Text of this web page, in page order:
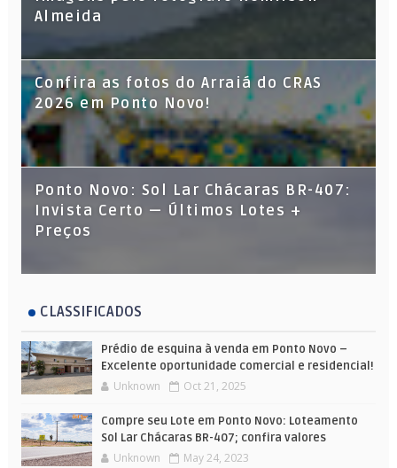
Almeida
Confira as fotos do Arraiá do CRAS
2026 em Ponto Novo!
Ponto Novo: Sol Lar Chácaras BR-407:
Invista Certo — Últimos Lotes +
Preços
CLASSIFICADOS
Prédio de esquina à venda em Ponto Novo –
Excelente oportunidade comercial e residencial!
Unknown Oct 21, 2025
Compre seu Lote em Ponto Novo: Loteamento
Sol Lar Chácaras BR-407; confira valores
Unknown May 24, 2023